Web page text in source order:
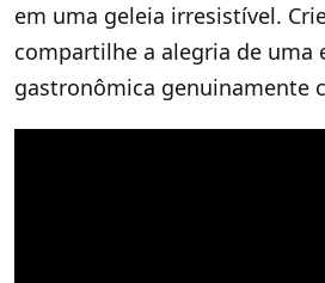
em uma geleia irresistível.
compartilhe a alegria de uma
gastronômica genuinamente